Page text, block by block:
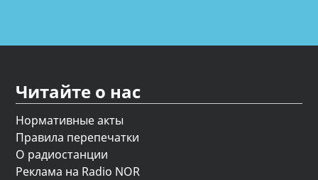
Читайте о нас
Нормативные акты
Правила перепечатки
О радиостанции
Реклама на Radio NOR